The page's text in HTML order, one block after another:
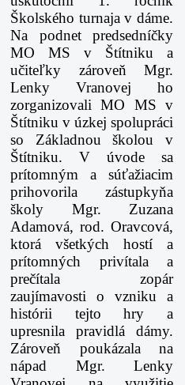
Školského turnaja v dáme.
Na podnet predsedníčky
MO MS v Štítniku a
učiteľky zároveň Mgr.
Lenky Vranovej ho
zorganizovali MO MS v
Štítniku v úzkej spolupráci
so Základnou školou v
Štítniku. V úvode sa
prítomným a súťažiacim
prihovorila zástupkyňa
školy Mgr. Zuzana
Adamová, rod. Oravcová,
ktorá všetkých hostí a
prítomných privítala a
prečítala zopár
zaujímavosti o vzniku a
histórii tejto hry a
upresnila pravidlá dámy.
Zároveň poukázala na
nápad Mgr. Lenky